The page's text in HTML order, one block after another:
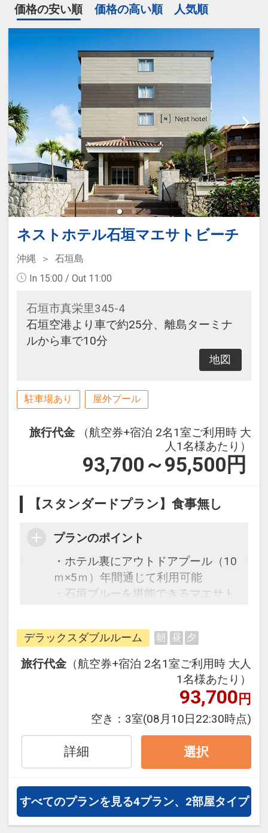
価格の安い順
価格の高い順 人気順
ネストホテル石垣マエサトビーチ
沖縄
石垣島
In 15:00 / Out 11:00
石垣市真栄里345-4
石垣空港より車で約25分、離島ターミナ
ルから車で10分
地図
駐車場あり 屋外プール
旅行代金
（航空券+宿泊 2名1室ご利用時 大
人1名様あたり）
93,700～95,500 円
【スタンダードプラン】食事無し
プランのポイント
・ホテル裏にアウトドアプール（10
ｍ×5ｍ）年間通じて利用可能
・石垣ブルーを堪能できるマエサト
デラックスダブルルーム 朝 昼 夕
旅行代金 （航空券+宿泊 2名1室ご利用時 大人
1名様あたり）
93,700円
空き： 3室(08月10日22:30時点)
詳細 選択
すべてのプランを見る4プラン、2部屋タイプ